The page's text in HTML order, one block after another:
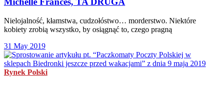
Nielojalność, kłamstwa, cudzołóstwo… morderstwo. Niektóre
kobiety zrobią wszystko, by osiągnąć to, czego pragną
31 May 2019
Rynek Polski